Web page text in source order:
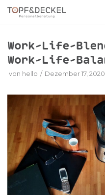
Zum
Work-Life-
Work-Life-
von hello Dezember 17, 2020